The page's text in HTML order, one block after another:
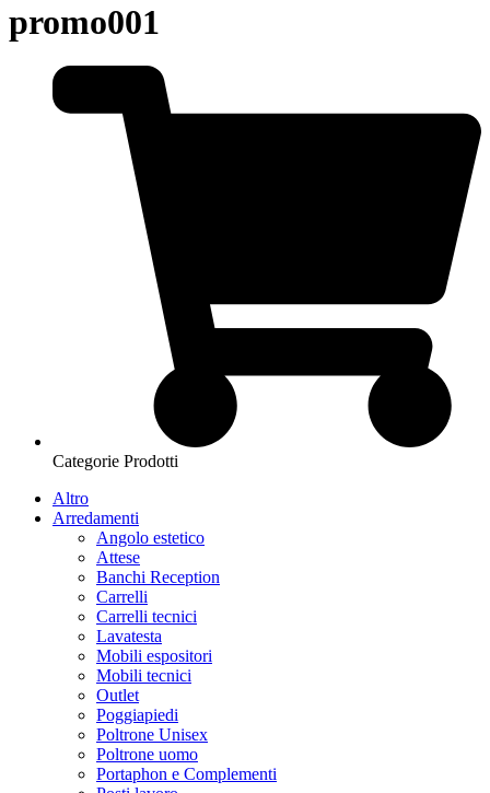
promo001
Categorie Prodotti
Altro
Arredamenti
Angolo estetico
Attese
Banchi Reception
Carrelli
Carrelli tecnici
Lavatesta
Mobili espositori
Mobili tecnici
Outlet
Poggiapiedi
Poltrone Unisex
Poltrone uomo
Portaphon e Complementi